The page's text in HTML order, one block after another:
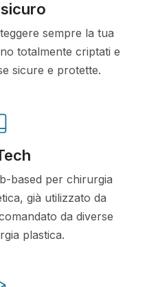
sempre la tua
totalmente criptati e
sicure e protette.
based per chirurgia
già utilizzato da
da diverse
plastica.